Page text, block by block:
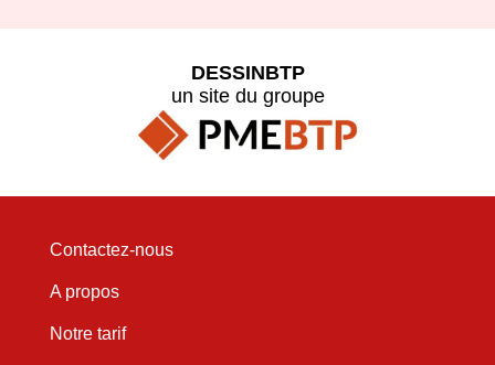
DESSINBTP
un site du groupe
Contactez-nous
A propos
Notre tarif